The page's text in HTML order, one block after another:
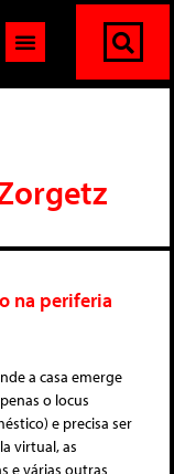
na periferia
a casa emerge
o locus
e precisa ser
virtual, as